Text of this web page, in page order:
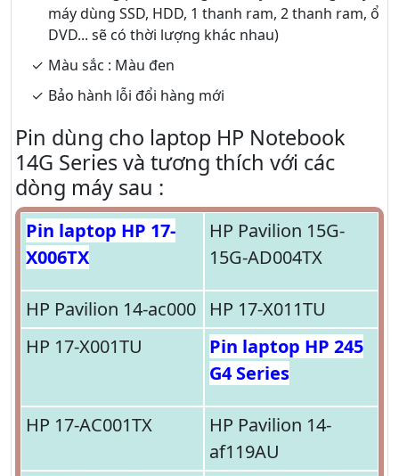
máy dùng SSD, HDD, 1 thanh ram, 2 thanh ram, ổ
DVD... sẽ có thời lượng khác nhau)
Màu sắc : Màu đen
Bảo hành lỗi đổi hàng mới
Pin dùng cho laptop HP Notebook
14G Series và tương thích với các
dòng máy sau :
Pin laptop HP 17-
X006TX
HP Pavilion 15G-
15G-AD004TX
HP Pavilion 14-ac000
HP 17-X011TU
HP 17-X001TU
Pin laptop HP 245
G4 Series
HP 17-AC001TX
HP Pavilion 14-
af119AU